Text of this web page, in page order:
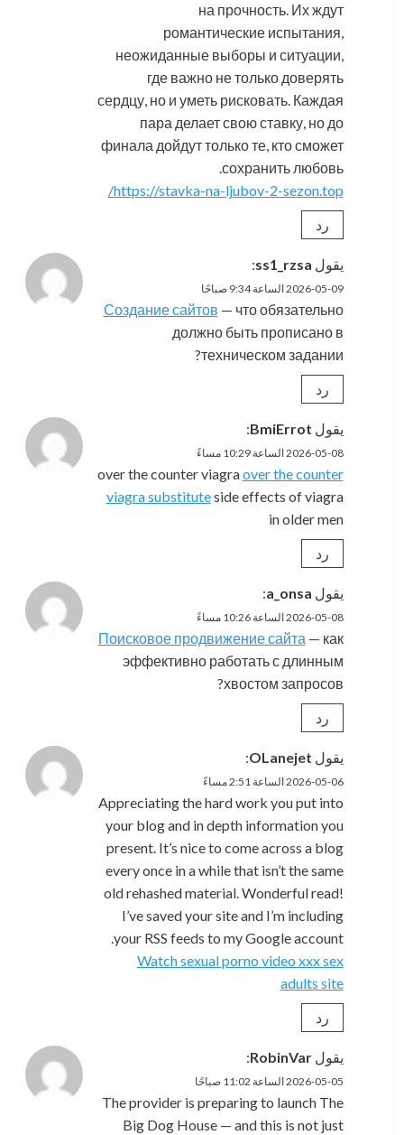
на прочность. Их ждут
романтические испытания,
неожиданные выборы и ситуации,
где важно не только доверять
сердцу, но и уметь рисковать. Каждая
пара делает свою ставку, но до
финала дойдут только те, кто сможет
сохранить любовь.
https://stavka-na-ljubov-2-sezon.top/
رد
يقول ss1_rzsa
:
2026-05-09 الساعة 9:34 صباحًا
Создание сайтов — что обязательно
должно быть прописано в
техническом задании?
رد
يقول BmiErrot
:
2026-05-08 الساعة 10:29 مساءً
over the counter viagraover the counter
viagra substituteside effects of viagra
in older men
رد
يقول a_onsa
:
2026-05-08 الساعة 10:26 مساءً
Поисковое продвижение сайта — как
эффективно работать с длинным
хвостом запросов?
رد
يقول OLanejet
:
2026-05-06 الساعة 2:51 مساءً
Appreciating the hard work you put into
your blog and in depth information you
present. It’s nice to come across a blog
every once in a while that isn’t the same
old rehashed material. Wonderful read!
I’ve saved your site and I’m including
your RSS feeds to my Google account.
Watch sexual porno video xxx sex
adults site
رد
يقول RobinVar
:
2026-05-05 الساعة 11:02 صباحًا
The provider is preparing to launch The
Big Dog House — and this is not just